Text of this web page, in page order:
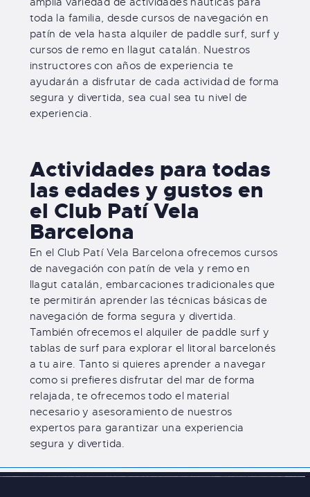
toda la familia, desde cursos de navegación en
patín de vela hasta alquiler de paddle surf, surf y
cursos de remo en llagut catalán. Nuestros
instructores con años de experiencia te
ayudarán a disfrutar de cada actividad de forma
segura y divertida, sea cual sea tu nivel de
experiencia.
Actividades para todas
las edades y gustos en
el Club Patí Vela
Barcelona
En el Club Patí Vela Barcelona ofrecemos cursos
de navegación con patín de vela y remo en
llagut catalán, embarcaciones tradicionales que
te permitirán aprender las técnicas básicas de
navegación de forma segura y divertida.
También ofrecemos el alquiler de paddle surf y
tablas de surf para explorar el litoral barcelonés
a tu aire. Tanto si quieres aprender a navegar
como si prefieres disfrutar del mar de forma
relajada, te ofrecemos todo el material
necesario y asesoramiento de nuestros
expertos para garantizar una experiencia
segura y divertida.